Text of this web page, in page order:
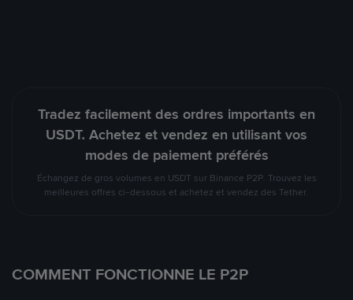
Tradez facilement des ordres importants en
USDT. Achetez et vendez en utilisant vos
modes de paiement préférés
Échangez de gros volumes en USDT sur Binance P2P. Trouvez les
meilleures offres ci-dessous et achetez et vendez des Tether.
COMMENT FONCTIONNE LE P2P